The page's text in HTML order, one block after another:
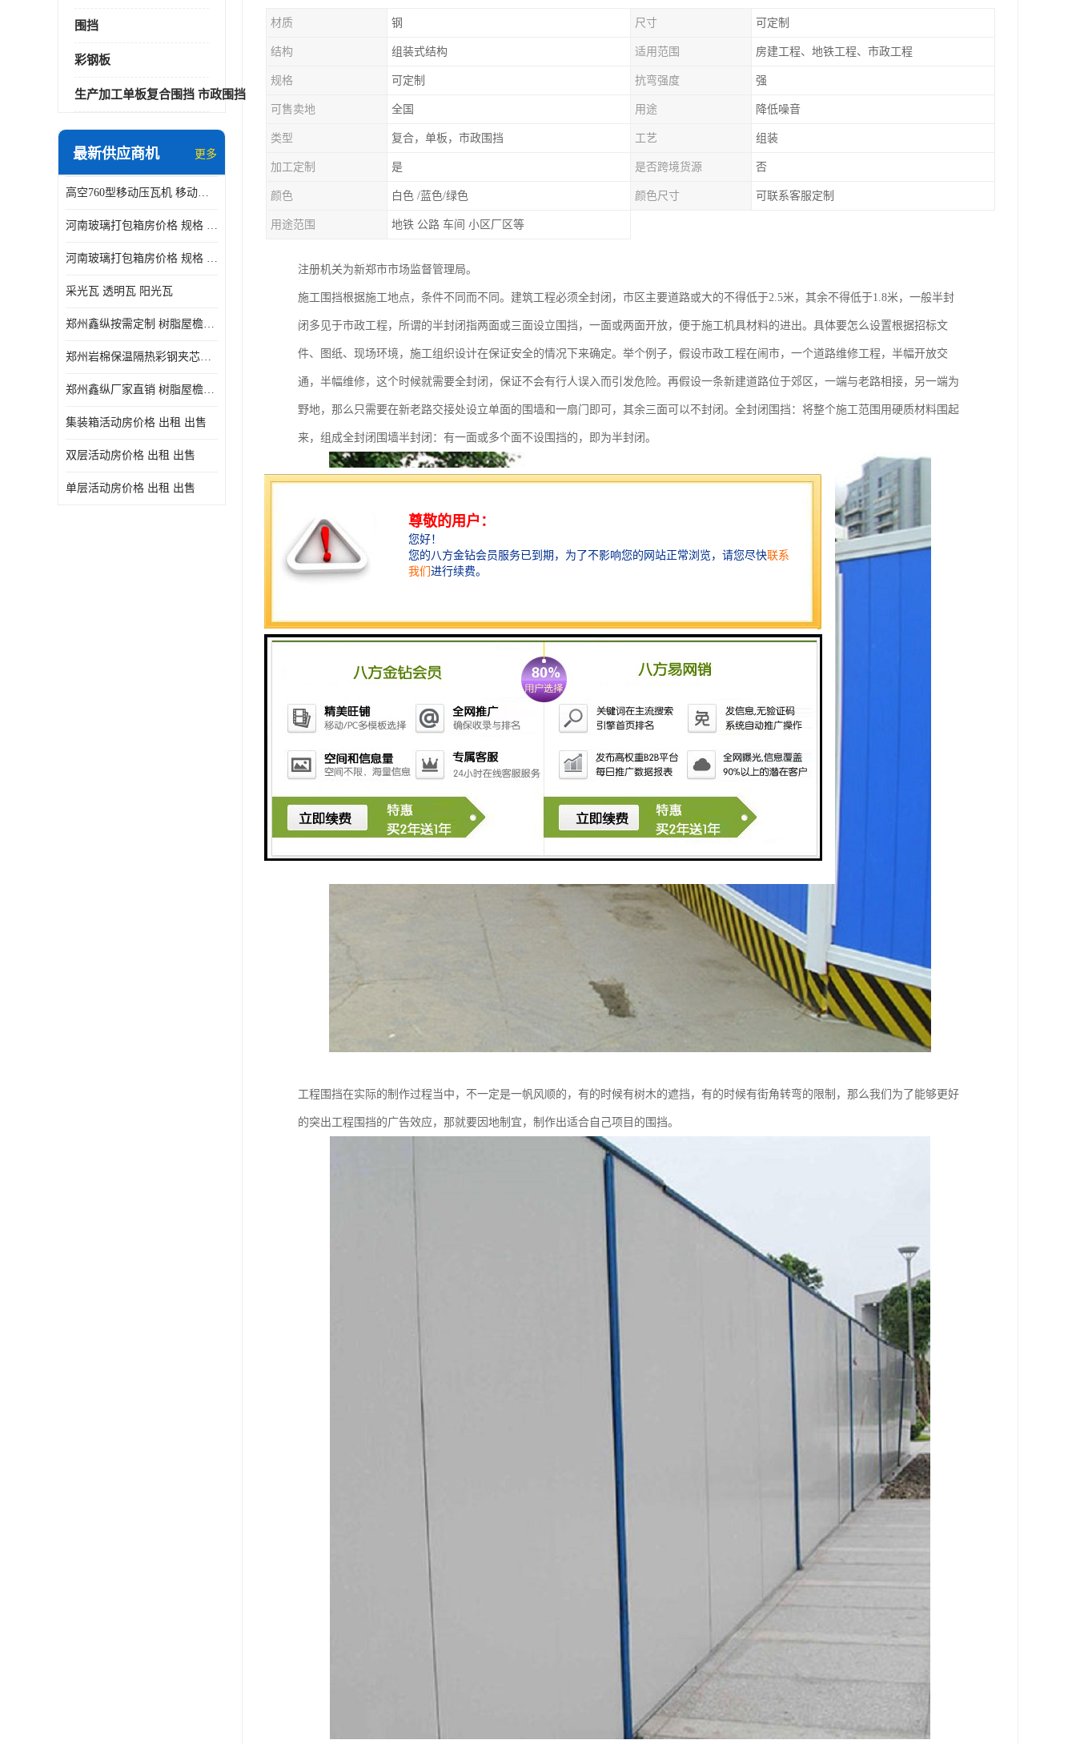
围挡
彩钢板
生产加工单板复合围挡 市政围挡
最新供应商机 更多
高空760型移动压瓦机 移动升降制瓦设备租赁选郑州鑫纵
河南玻璃打包箱房价格 规格 鑫纵建材按需定制
河南玻璃打包箱房价格 规格 鑫纵建材批发
采光瓦 透明瓦 阳光瓦
郑州鑫纵按需定制 树脂屋檐装饰塑料琉璃瓦片 中式仿古瓦的特点 价格
郑州岩棉保温隔热彩钢夹芯板 郑州鑫纵支持定做
郑州鑫纵厂家直销 树脂屋檐装饰塑料琉璃瓦片 中式仿古瓦的特点 价格
集装箱活动房价格 出租 出售
双层活动房价格 出租 出售
单层活动房价格 出租 出售
材质 钢 尺寸 可定制
结构 组装式结构 适用范围 房建工程、地铁工程、市政工程
规格 可定制 抗弯强度 强
可售卖地 全国 用途 降低噪音
类型 复合，单板，市政围挡 工艺 组装
加工定制 是 是否跨境货源 否
颜色 白色 /蓝色/绿色 颜色尺寸 可联系客服定制
用途范围 地铁 公路 车间 小区厂区等
注册机关为新郑市市场监督管理局。
施工围挡根据施工地点，条件不同而不同。建筑工程必须全封闭，市区主要道路或大的不得低于2.5米，其余不得低于1.8米，一般半封
闭多见于市政工程，所谓的半封闭指两面或三面设立围挡，一面或两面开放，便于施工机具材料的进出。具体要怎么设置根据招标文
件、图纸、现场环境，施工组织设计在保证安全的情况下来确定。举个例子，假设市政工程在闹市，一个道路维修工程，半幅开放交
通，半幅维修，这个时候就需要全封闭，保证不会有行人误入而引发危险。再假设一条新建道路位于郊区，一端与老路相接，另一端为
野地，那么只需要在新老路交接处设立单面的围墙和一扇门即可，其余三面可以不封闭。全封闭围挡：将整个施工范围用硬质材料围起
来，组成全封闭围墙半封闭：有一面或多个面不设围挡的，即为半封闭。
工程围挡在实际的制作过程当中，不一定是一帆风顺的，有的时候有树木的遮挡，有的时候有街角转弯的限制，那么我们为了能够更好
的突出工程围挡的广告效应，那就要因地制宜，制作出适合自己项目的围挡。